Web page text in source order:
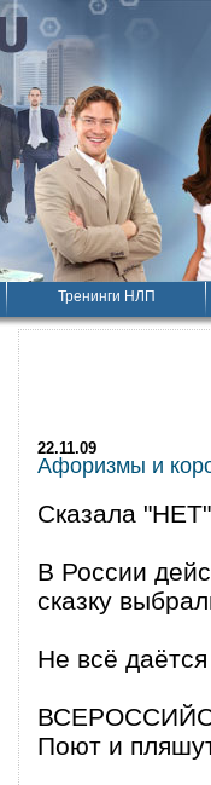
Тренинги НЛП
22.11.09
Афоризмы и
Сказала
В России
сказку
Не всё
Поют и